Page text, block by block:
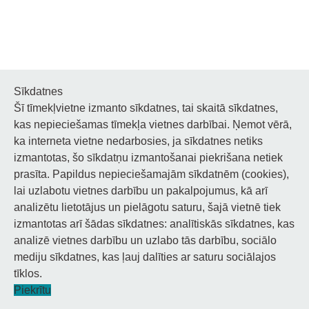
Noderīgi
Privātuma politika
Sīkdatņu privātuma politika
Piekļūstamība
© 2026 Staņislava Broka Daugavpils Mūzikas vidusskola.
Sīkdatnes
Šī tīmekļvietne izmanto sīkdatnes, tai skaitā sīkdatnes,
kas nepieciešamas tīmekļa vietnes darbībai. Ņemot vērā,
ka interneta vietne nedarbosies, ja sīkdatnes netiks
izmantotas, šo sīkdatņu izmantošanai piekrišana netiek
prasīta. Papildus nepieciešamajām sīkdatnēm (cookies),
lai uzlabotu vietnes darbību un pakalpojumus, kā arī
analizētu lietotājus un pielāgotu saturu, šajā vietnē tiek
izmantotas arī šādas sīkdatnes: analītiskās sīkdatnes, kas
analizē vietnes darbību un uzlabo tās darbību, sociālo
mediju sīkdatnes, kas ļauj dalīties ar saturu sociālajos
tīklos.
Piekrītu